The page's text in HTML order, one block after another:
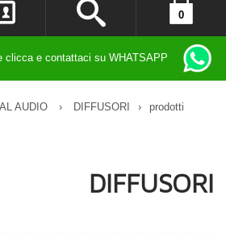
0
clicca e contattaci su WHATSAPP
AUDIO › DIFFUSORI › prodotti
DIFFUSORI